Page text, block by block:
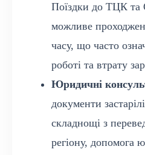
Поїздки до ТЦК та
можливе
часу, що часто
роботі та втрату
Юридичні
документи
складнощі з
регіону, допомога